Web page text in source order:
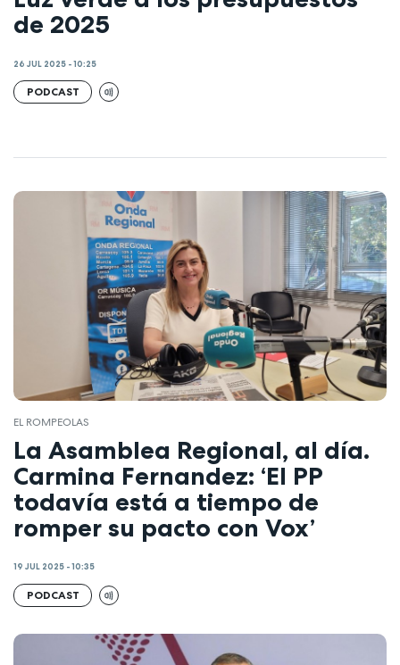
de 2025
26 JUL 2025 - 10:25
PODCAST
EL ROMPEOLAS
La Asamblea Regional, al día.
Carmina Fernandez: ‘El PP
todavía está a tiempo de
romper su pacto con Vox’
19 JUL 2025 - 10:35
PODCAST